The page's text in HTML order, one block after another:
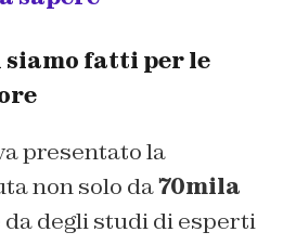
siamo fatti per le
presentato la
non solo da70mila
da degli studi di esperti